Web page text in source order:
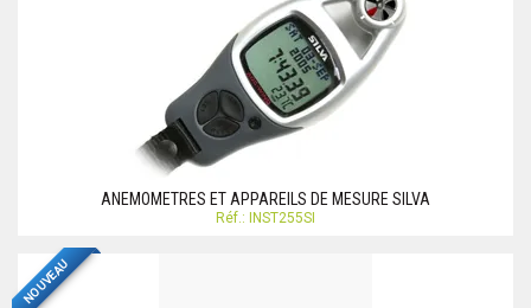
ANEMOMETRES ET APPAREILS DE MESURE SILVA
Réf.: INST255SI
NOUVEAU